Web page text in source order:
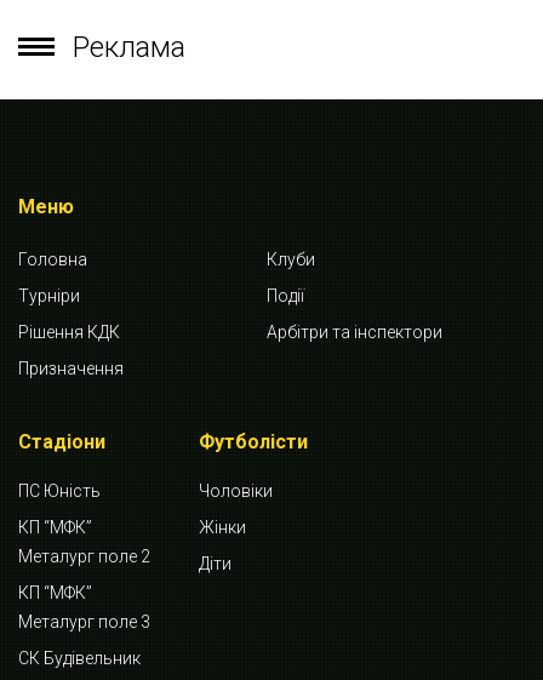
Реклама
Меню
Головна
Клуби
Турніри
Події
Рішення КДК
Арбітри та інспектори
Призначення
Стадіони
ПС Юність
КП “МФК”
Металург поле 2
КП “МФК”
Металург поле 3
СК Будівельник
Футболісти
Чоловіки
Жінки
Діти